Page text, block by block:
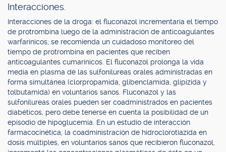
Interacciones.
Interacciones de la droga: el fluconazol incrementaría el tiempo
de protrombina luego de la administración de anticoagulantes
warfarínicos; se recomienda un cuidadoso monitoreo del
tiempo de protrombina en pacientes que reciben
anticoagulantes cumarínicos. El fluconazol prolonga la vida
media en plasma de las sulfonilureas orales administradas en
forma simultánea (clorpropamida, glibenclamida, glipizida y
tolbutamida) en voluntarios sanos. Fluconazol y las
sulfonilureas orales pueden ser coadministrados en pacientes
diabéticos, pero debe tenerse en cuenta la posibilidad de un
episodio de hipoglucemia. En un estudio de interacción
farmacocinética, la coadministración de hidroclorotiazida en
dosis múltiples, en voluntarios sanos que recibieron fluconazol,